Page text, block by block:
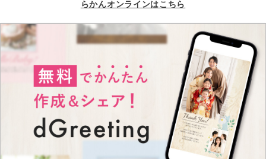
らかんオンラインはこちら